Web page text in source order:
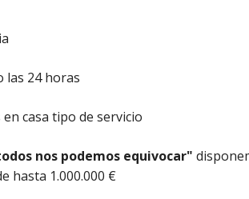
las 24 horas
casa tipo de servicio
nos podemos equivocar"
hasta 1.000.000 €